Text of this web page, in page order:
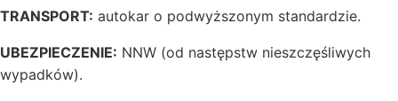
TRANSPORT: autokar o podwyższonym standardzie.
UBEZPIECZENIE: NNW (od następstw nieszczęśliwych
wypadków).